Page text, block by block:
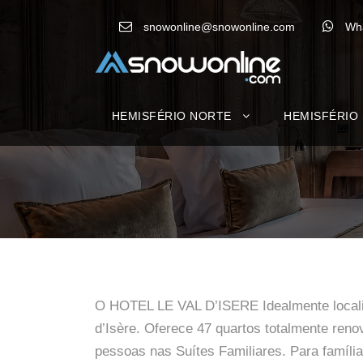
snowonline@snowonline.com
HEMISFÉRIO NORTE HEMISFÉRIO
O HOTEL LE VAL D’ISERE Idealmente
d’Isère. Oferece 47 quartos totalmente
pessoas nas Suítes Familiares. Para